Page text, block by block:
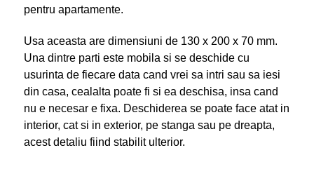
pentru apartamente.
Usa aceasta are dimensiuni de 130 x 200 x 70 mm.
Una dintre parti este mobila si se deschide cu
usurinta de fiecare data cand vrei sa intri sau sa iesi
din casa, cealalta poate fi si ea deschisa, insa cand
nu e necesar e fixa. Deschiderea se poate face atat in
interior, cat si in exterior, pe stanga sau pe dreapta,
acest detaliu fiind stabilit ulterior.